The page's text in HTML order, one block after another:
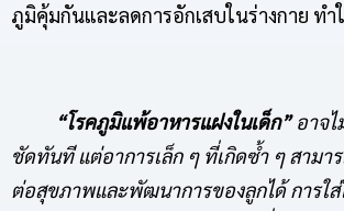
ภูมิคุ้มกันและลดการอักเสบในร่างกาย ท
“โรคภูมิแพ้อาหารแฝงในเด็ก”อาจไ
ชัดทันที แต่อาการเล็ก ๆ ที่เกิดซ้ำ ๆ สาม
ต่อสุขภาพและพัฒนาการของลูกได้ การใส่